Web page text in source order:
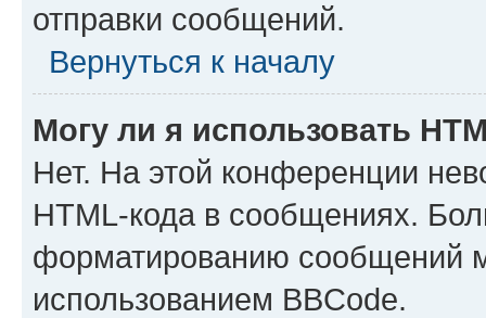
отправки сообщений.
Вернуться к началу
Могу ли я использовать
Нет. На этой конференции
HTML-кода в сообщениях.
форматированию сообщений
использованием BBCode.